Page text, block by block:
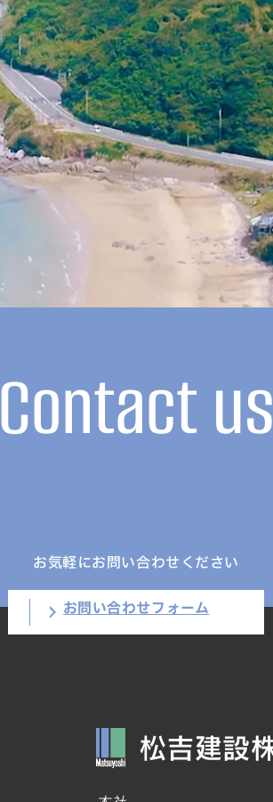
Contact us
お気軽にお問い合わせください
お問い合わせフォーム